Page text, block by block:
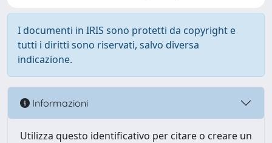
I documenti in IRIS sono protetti da copyright e
tutti i diritti sono riservati, salvo diversa
indicazione.
Informazioni
Utilizza questo identificativo per citare o creare un